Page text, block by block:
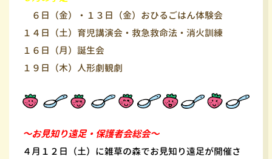
６日（金）・１３日（金）おひるごはん体験会
１４日（土）育児講演会・救急救命法・消火訓練
１６日（月）誕生会
１９日（木）人形劇観劇
～お見知り遠足・保護者会総会～
４月１２日（土）に雑草の森でお見知り遠足が開催さ